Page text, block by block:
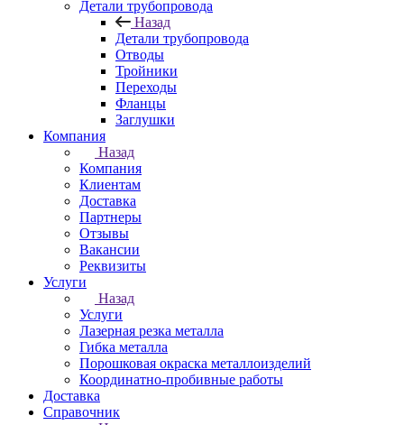
Детали трубопровода
Назад
Детали трубопровода
Отводы
Тройники
Переходы
Фланцы
Заглушки
Компания
Назад
Компания
Клиентам
Доставка
Партнеры
Отзывы
Вакансии
Реквизиты
Услуги
Назад
Услуги
Лазерная резка металла
Гибка металла
Порошковая окраска металлоизделий
Координатно-пробивные работы
Доставка
Справочник